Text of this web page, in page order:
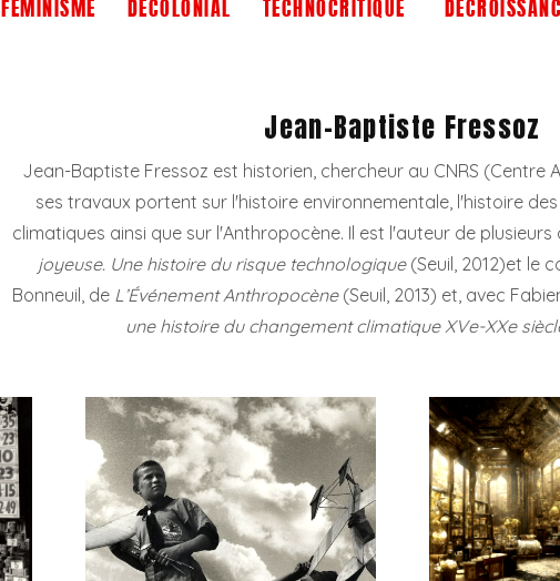
Jean-Baptiste Fressoz
Jean-Baptiste Fressoz est historien, chercheur au CNRS (Centre
ses travaux portent sur l'histoire environnementale, l'histoire
climatiques ainsi que sur l'Anthropocène. Il est l'auteur de
joyeuse. Une histoire du risque technologique (Seuil, 2012)et le
Bonneuil, de L’Événement Anthropocène (Seuil, 2013) et, avec
une histoire du changement climatique XVe-XXe